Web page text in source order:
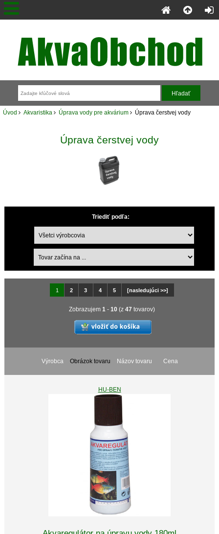
Úvod Akvaristika Úprava vody pre akvárium Úprava čerstvej vody
Úprava čerstvej vody
Triediť podľa:
1 2 3 4 5 [nasledujúci >>]
Zobrazujem 1 - 10 (z 47 tovarov)
Výrobca Obrázok tovaru Názov tovaru Cena
HU-BEN